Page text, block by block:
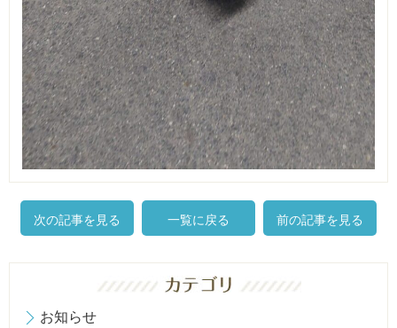
次の記事を見る 一覧に戻る 前の記事を見る
お知らせ